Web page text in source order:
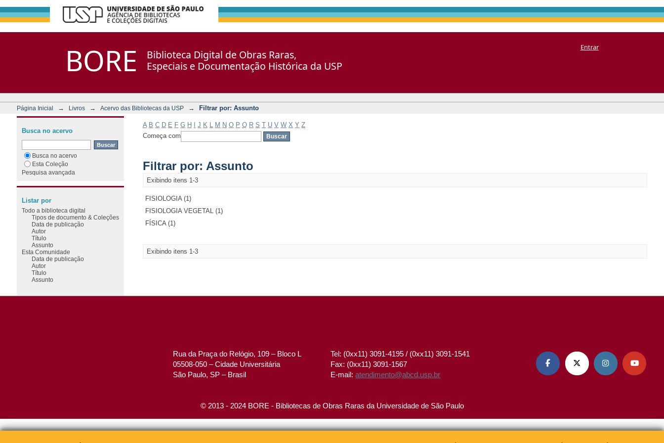
BORE
Biblioteca Digital de Obras Raras,
Especiais e Documentação Histórica da USP
Entrar
Página Inicial → Livros → Acervo das Bibliotecas da USP → Filtrar por: Assunto
A B C D E F G H J K M N O P Q R S T U V W X Y Z
Começa com
Filtrar por: Assunto
Exibindo itens 1-3
FISIOLOGIA (1)
FISIOLOGIA VEGETAL (1)
FÍSICA (1)
Exibindo itens 1-3
Busca no acervo
Busca no acervo
Esta Coleção
Pesquisa avançada
Listar por
Todo a biblioteca digital
Tipos de documento & Coleções
Data de publicação
Autor
Título
Assunto
Esta Comunidade
Data de publicação
Autor
Título
Assunto
Rua da Praça do Relógio, 109 – Bloco L
05508-050 – Cidade Universitária
São Paulo, SP – Brasil
Tel: (0xx11) 3091-4195 / (0xx11) 3091-1541
Fax: (0xx11) 3091-1567
E-mail:atendimento@abcd.usp.br
   
© 2013 - 2024 BORE - Bibliotecas de Obras Raras da Universidade de São Paulo